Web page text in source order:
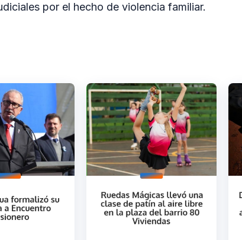
por el hecho de violencia familiar.